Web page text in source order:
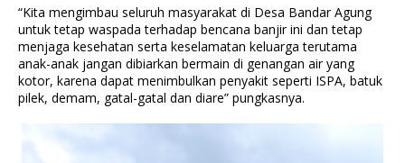
“Kita mengimbau seluruh masyarakat di Desa Bandar Agung
untuk tetap waspada terhadap bencana banjir ini dan tetap
menjaga kesehatan serta keselamatan keluarga terutama
anak-anak jangan dibiarkan bermain di genangan air yang
kotor, karena dapat menimbulkan penyakit seperti ISPA, batuk
pilek, demam, gatal-gatal dan diare” pungkasnya.